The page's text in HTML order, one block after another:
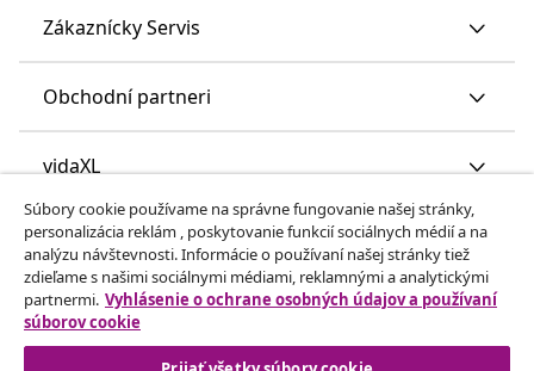
Zákaznícky Servis
Obchodní partneri
vidaXL
Nájdite viac
Súbory cookie používame na správne fungovanie našej stránky,
personalizácia reklám , poskytovanie funkcií sociálnych médií a na
analýzu návštevnosti. Informácie o používaní našej stránky tiež
zdieľame s našimi sociálnymi médiami, reklamnými a analytickými
partnermi. Vyhlásenie o ochrane osobných údajov a používaní
súborov cookie